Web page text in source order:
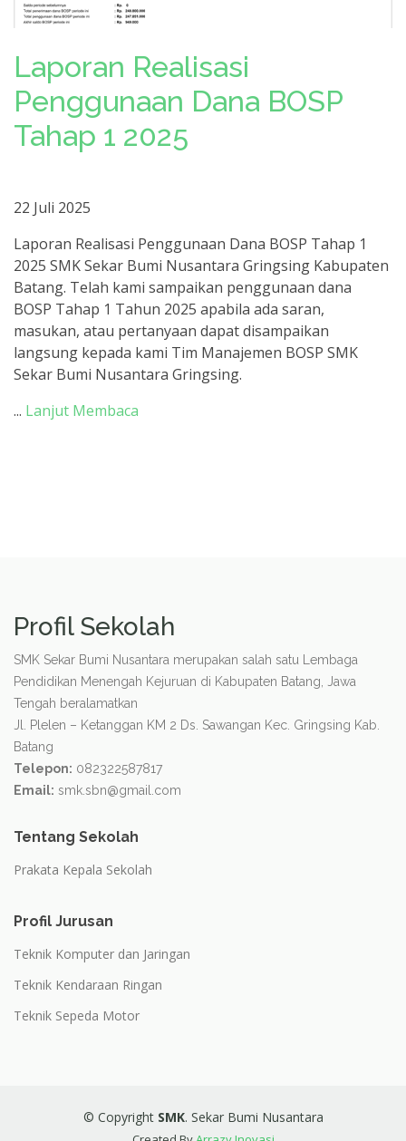
Laporan Realisasi
Penggunaan Dana BOSP
Tahap 1 2025
22 Juli 2025
Laporan Realisasi Penggunaan Dana BOSP Tahap 1
2025 SMK Sekar Bumi Nusantara Gringsing Kabupaten
Batang. Telah kami sampaikan penggunaan dana
BOSP Tahap 1 Tahun 2025 apabila ada saran,
masukan, atau pertanyaan dapat disampaikan
langsung kepada kami Tim Manajemen BOSP SMK
Sekar Bumi Nusantara Gringsing.
... Lanjut Membaca
Profil Sekolah
SMK Sekar Bumi Nusantara merupakan salah satu Lembaga
Pendidikan Menengah Kejuruan di Kabupaten Batang, Jawa
Tengah beralamatkan
Jl. Plelen – Ketanggan KM 2 Ds. Sawangan Kec. Gringsing Kab.
Batang
Telepon: 082322587817
Email: smk.sbn@gmail.com
Tentang Sekolah
Prakata Kepala Sekolah
Profil Jurusan
Teknik Komputer dan Jaringan
Teknik Kendaraan Ringan
Teknik Sepeda Motor
© Copyright SMK. Sekar Bumi Nusantara